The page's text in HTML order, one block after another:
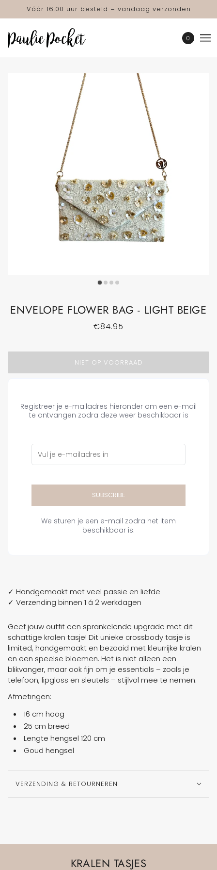
Vóór 16:00 uur besteld = vandaag verzonden
0
ENVELOPE FLOWER BAG - LIGHT BEIGE
€84.95
NIET OP VOORRAAD
Registreer je e-mailadres hieronder om een e-mail
te ontvangen zodra deze weer beschikbaar is
SUBSCRIBE
We sturen je een e-mail zodra het item
beschikbaar is.
✓ Handgemaakt met veel passie en liefde
✓ Verzending binnen 1 á 2 werkdagen
Geef jouw outfit een sprankelende upgrade met dit
schattige kralen tasje! Dit unieke crossbody tasje is
limited, handgemaakt en bezaaid met kleurrijke kralen
en een speelse bloemen. Het is niet alleen een
blikvanger, maar ook fijn om je essentials – zoals je
telefoon, lipgloss en sleutels – stijlvol mee te nemen.
Afmetingen:
16 cm hoog
25 cm breed
Lengte hengsel 120 cm
Goud hengsel
VERZENDING & RETOURNEREN
KRALEN TASJES